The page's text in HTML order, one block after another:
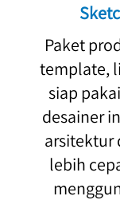
Paket
template,
siap
desainer
arsitektur
lebih